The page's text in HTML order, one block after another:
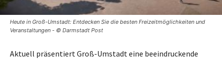
Heute in Groß-Umstadt: Entdecken Sie die besten Freizeitmöglichkeiten und
Veranstaltungen - © Darmstadt Post
Aktuell präsentiert Groß-Umstadt eine beeindruckende